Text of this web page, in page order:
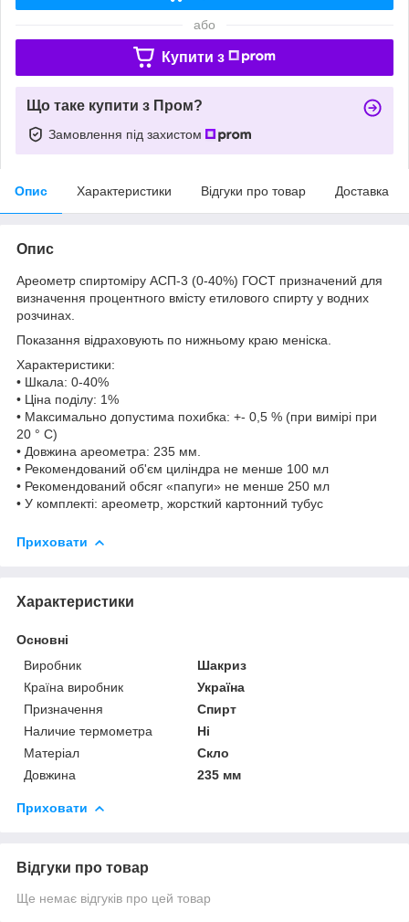
або
Купити з
Що таке купити з Пром?
Замовлення під захистом
Опис Характеристики Відгуки про товар Доставка
Опис
Ареометр спиртоміру АСП-3 (0-40%) ГОСТ призначений для
визначення процентного вмісту етилового спирту у водних
розчинах.
Показання відраховують по нижньому краю меніска.
Характеристики:
• Шкала: 0-40%
• Ціна поділу: 1%
• Максимально допустима похибка: +- 0,5 % (при вимірі при
20 ° С)
• Довжина ареометра: 235 мм.
• Рекомендований об'єм циліндра не менше 100 мл
• Рекомендований обсяг «папуги» не менше 250 мл
• У комплекті: ареометр, жорсткий картонний тубус
Приховати
Характеристики
Основні
Виробник
Шакриз
Країна виробник
Україна
Призначення
Спирт
Наличие термометра
Ні
Матеріал
Скло
Довжина
235 мм
Приховати
Відгуки про товар
Ще немає відгуків про цей товар